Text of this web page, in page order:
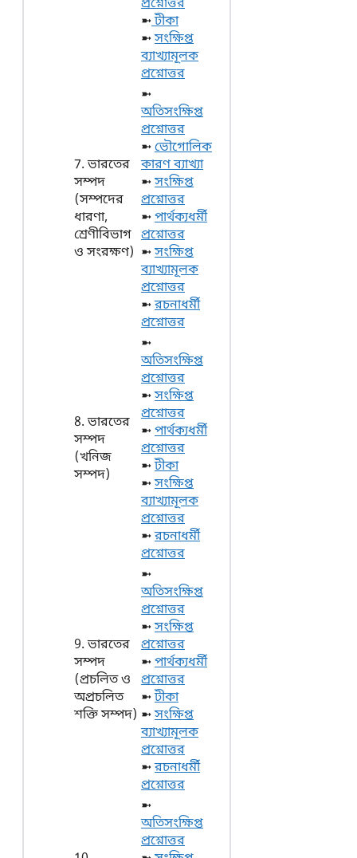
প্রশ্নোত্তর
➼টীকা
➼সংক্ষিপ্ত
ব্যাখ্যামূলক
প্রশ্নোত্তর
7. ভারতের
সম্পদ
(সম্পদের
ধারণা,
শ্রেণীবিভাগ
ও সংরক্ষণ)
➼
অতিসংক্ষিপ্ত
প্রশ্নোত্তর
➼ভৌগোলিক
কারণ ব্যাখ্যা
➼সংক্ষিপ্ত
প্রশ্নোত্তর
➼পার্থক্যধর্মী
প্রশ্নোত্তর
➼সংক্ষিপ্ত
ব্যাখ্যামূলক
প্রশ্নোত্তর
➼রচনাধর্মী
প্রশ্নোত্তর
8. ভারতের
সম্পদ
(খনিজ
সম্পদ)
➼
অতিসংক্ষিপ্ত
প্রশ্নোত্তর
➼সংক্ষিপ্ত
প্রশ্নোত্তর
➼পার্থক্যধর্মী
প্রশ্নোত্তর
➼টীকা
➼সংক্ষিপ্ত
ব্যাখ্যামূলক
প্রশ্নোত্তর
➼রচনাধর্মী
প্রশ্নোত্তর
9. ভারতের
সম্পদ
(প্রচলিত ও
অপ্রচলিত
শক্তি সম্পদ)
➼
অতিসংক্ষিপ্ত
প্রশ্নোত্তর
➼সংক্ষিপ্ত
প্রশ্নোত্তর
➼পার্থক্যধর্মী
প্রশ্নোত্তর
➼টীকা
➼সংক্ষিপ্ত
ব্যাখ্যামূলক
প্রশ্নোত্তর
➼রচনাধর্মী
প্রশ্নোত্তর
➼
অতিসংক্ষিপ্ত
প্রশ্নোত্তর